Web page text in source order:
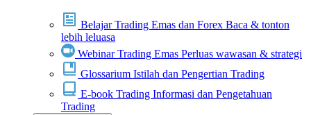
Belajar Trading Emas dan Forex Baca & tonton
lebih leluasa
Webinar Trading Emas Perluas wawasan & strategi
Glossarium Istilah dan Pengertian Trading
E-book Trading Informasi dan Pengetahuan
Trading